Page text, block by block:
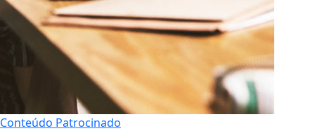
Conteúdo Patrocinado